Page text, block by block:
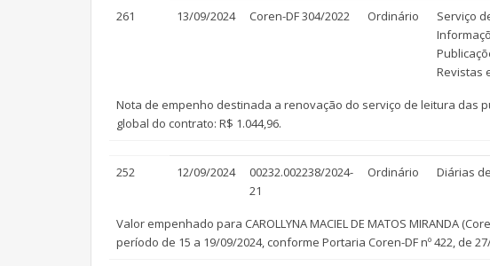
261 13/09/2024 Coren-DF 304/2022 Ordinário
Serviço
Revistas
Nota de empenho destinada a renovação do serviço de leitura das
global do contrato: R$ 1.044,96.
252 12/09/2024
00232.002238/2024-
21
Ordinário Diárias
Valor empenhado para CAROLLYNA MACIEL DE MATOS MIRANDA
período de 15 a 19/09/2024, conforme Portaria Coren-DF nº 422, de